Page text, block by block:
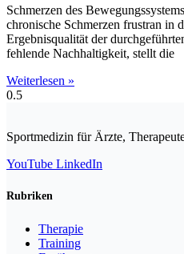
Schmerzen des
chronische Schmerzen frustran in
Ergebnisqualität der
fehlende Nachhaltigkeit, stellt die
Weiterlesen »
Sportmedizin für Ärzte,
YouTube LinkedIn
Rubriken
Therapie
Training